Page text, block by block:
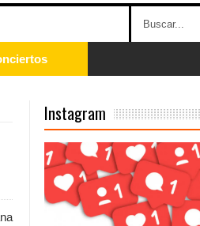
Café Santo
salida de RD
Instagram